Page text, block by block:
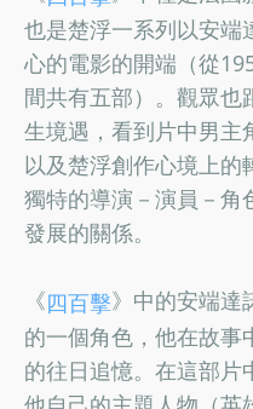
也是楚浮一系列以安端
心的電影的開端（從
間共有五部）。觀眾也
生境遇，看到片中男主
以及楚浮創作心境上的
獨特的導演－演員－角
發展的關係。
《四百擊》中的安端達
的一個角色，他在故事
的往日追憶。在這部片